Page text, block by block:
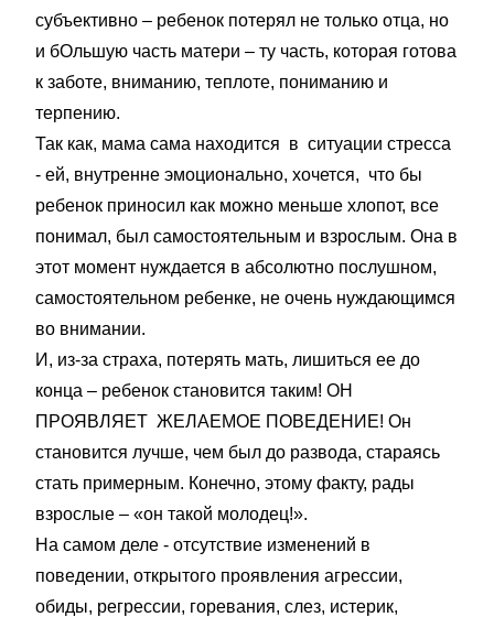
субъективно – ребенок потерял не только отца, но
и бОльшую часть матери – ту часть, которая готова
к заботе, вниманию, теплоте, пониманию и
терпению.
Так как, мама сама находится в ситуации стресса
- ей, внутренне эмоционально, хочется, что бы
ребенок приносил как можно меньше хлопот, все
понимал, был самостоятельным и взрослым. Она в
этот момент нуждается в абсолютно послушном,
самостоятельном ребенке, не очень нуждающимся
во внимании.
И, из-за страха, потерять мать, лишиться ее до
конца – ребенок становится таким! ОН
ПРОЯВЛЯЕТ ЖЕЛАЕМОЕ ПОВЕДЕНИЕ! Он
становится лучше, чем был до развода, стараясь
стать примерным. Конечно, этому факту, рады
взрослые – «он такой молодец!».
На самом деле - отсутствие изменений в
поведении, открытого проявления агрессии,
обиды, регрессии, горевания, слез, истерик,